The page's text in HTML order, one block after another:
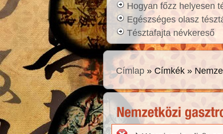
Hogyan főzz helyesen
Egészséges olasz
Tésztafajta névkereső
Címlap » Címkék »